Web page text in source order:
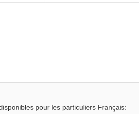
pour les particuliers Français: